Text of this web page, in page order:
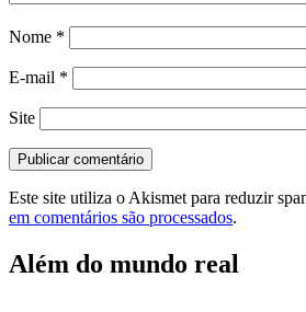
Nome *
E-mail *
Site
Este site utiliza o Akismet para reduzir
em comentários são processados.
Além do mundo real